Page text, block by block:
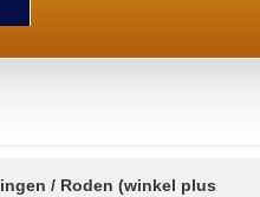
/ Roden (winkel plus